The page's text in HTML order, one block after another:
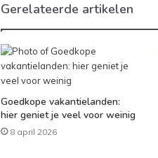
Gerelateerde artikelen
Goedkope vakantielanden:
hier geniet je veel voor weinig
8 april 2026
maken:
zo
je
elke
dag
een
lekkere
maaltijd
20 april 2026
Goedkoop eten
dag een lekkere